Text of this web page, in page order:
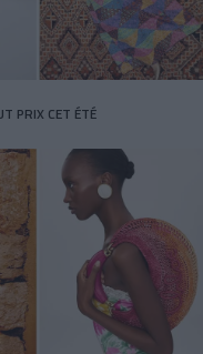
PRIX CET ÉTÉ